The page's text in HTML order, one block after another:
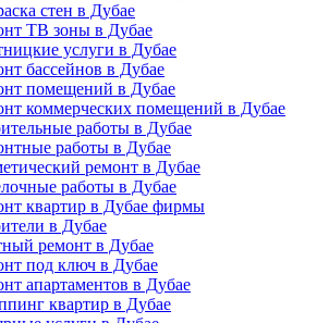
стен в Дубае
ТВ зоны в Дубае
услуги в Дубае
бассейнов в Дубае
помещений в Дубае
коммерческих помещений в Дубае
работы в Дубае
работы в Дубае
ремонт в Дубае
работы в Дубае
квартир в Дубае фирмы
в Дубае
ремонт в Дубае
под ключ в Дубае
апартаментов в Дубае
квартир в Дубае